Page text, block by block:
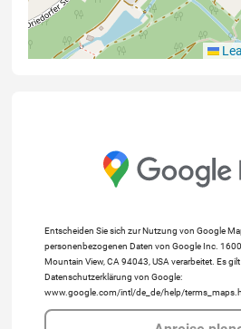
Entscheiden Sie sich zur Nutzung von Google
personenbezogenen Daten von Google Inc.
Mountain View, CA 94043, USA verarbeitet. Es
Datenschutzerklärung von Google:
www.google.com/intl/de_de/help/